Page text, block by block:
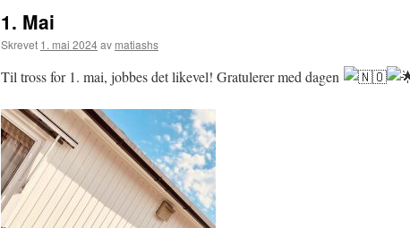
1. Mai
Skrevet 1. mai 2024av matiashs
Til tross for 1. mai, jobbes det likevel! Gratulerer med dagen